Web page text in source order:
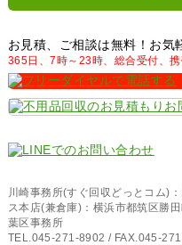
お見積、ご相談は無料！お気
365日、7時～23時、総合受付、携
川崎事務所(すぐ回収どっとコム)
ス本店(兼倉庫)：横浜市都筑区勝
葉区事務所
TEL.045-271-8902 / FAX.045-